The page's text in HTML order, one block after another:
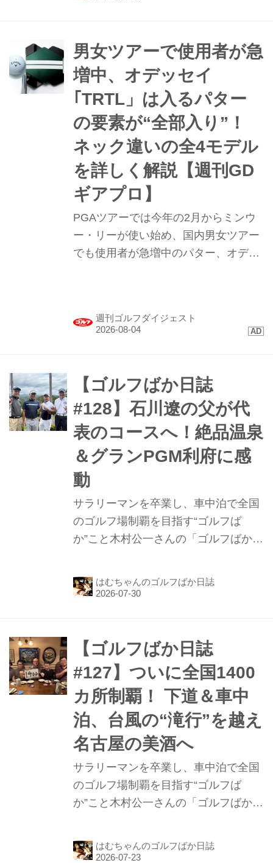
クゴルフクラブ、函館ゴルフ倶楽部湯
の川ゴルフ場の3コースを攻略したお
話です。
男女ツアーで使用者が急
増中、オデッセイ
｢TRTL」は入るパター
の要素が“全部入り”！
ネック違いの全4モデル
を詳しく解説【週刊GD
ギアプロ】
PGAツアーでは今年の2月からミンウ
ー・リーが使い始め、国内男女ツアー
でも使用者が急増中のパター、オデッ
た。 週刊ゴルフダイジェスト
【ゴルフばか日誌
#128】石川遼の父が代
表のコースへ！絶品温泉
＆グランPGM利府に感
動
サラリーマンを卒業し、車中泊で全国
のゴルフ場制覇を目指す“ゴルフば
か”こと木村公一さんの「ゴルフばか日
遠征から帰宅。7月4日までの5日間
に、友人が開いてくれた1400カ所制覇
など諸々の所用を済ませました。今週
から次の遠征で東北・北海道に。今回
は福島県の矢吹ヒルズゴルフクラブと
棚倉田舎倶楽部、宮城県の利府ゴルフ
倶楽部の3コースを攻略したお話で
す。
はむちゃんのゴルフばか日誌
【ゴルフばか日誌
#127】ついに全国1400
カ所制覇！ 下道＆車中
泊、台風の“滝行”を越え
名古屋の美酒へ
サラリーマンを卒業し、車中泊で全国
のゴルフ場制覇を目指す“ゴルフば
か”こと木村公一さんの「ゴルフばか日
つま」で車中泊して終わっています。
今回は、国内ゴルフ場約2100カ所の3
はむちゃんのゴルフばか日誌